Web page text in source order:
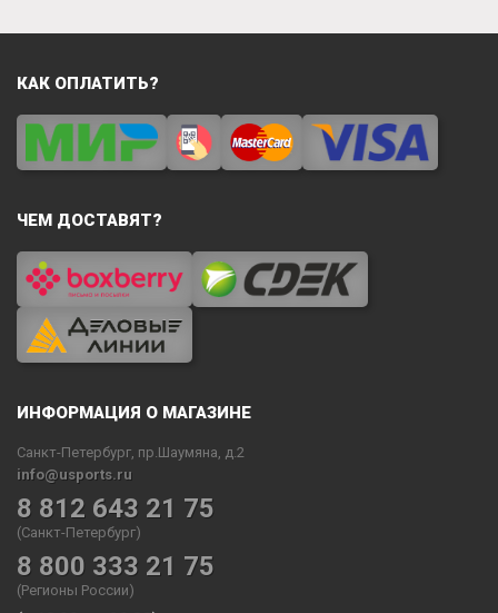
КАК ОПЛАТИТЬ?
ЧЕМ ДОСТАВЯТ?
ИНФОРМАЦИЯ О МАГАЗИНЕ
Санкт-Петербург, пр.Шаумяна, д.2
info@usports.ru
8 812 643 21 75
(Санкт-Петербург)
8 800 333 21 75
(Регионы России)